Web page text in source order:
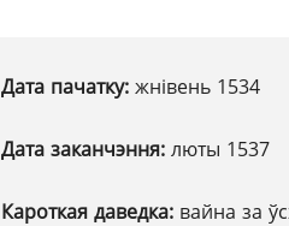
Дата пачатку: жнівень 1534
Дата заканчэння: люты 1537
Кароткая даведка: вайна за